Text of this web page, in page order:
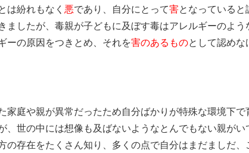
は紛れもなく 悪であり、自分にとって害となっていると
ましたが、毒親が子どもに及ぼす毒はアレルギーのよう
ーの原因をつきとめ、それを害のあるものとして認めな
家庭や親が異常だったため自分ばかりが特殊な環境下で
、世の中には想像も及ばないようなとんでもない親がい
の存在をたくさん知り、多くの点で自分はまだましだ、